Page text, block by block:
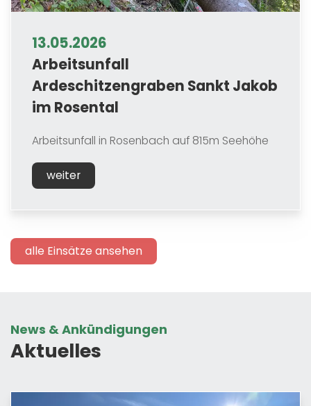
13.05.2026
Arbeitsunfall
Ardeschitzengraben Sankt Jakob
im Rosental
Arbeitsunfall in Rosenbach auf 815m Seehöhe
weiter
alle Einsätze ansehen
News & Ankündigungen
Aktuelles